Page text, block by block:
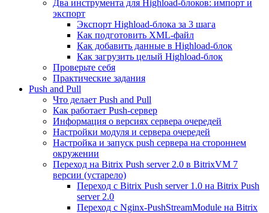
Два инструмента для Highload-блоков: импорт и
экспорт
Экспорт Highload-блока за 3 шага
Как подготовить XML-файл
Как добавить данные в Highload-блок
Как загрузить целый Highload-блок
Проверьте себя
Практические задания
Push and Pull
Что делает Push and Pull
Как работает Push-сервер
Информация о версиях сервера очередей
Настройки модуля и сервера очередей
Настройка и запуск push сервера на стороннем
окружении
Переход на Bitrix Push server 2.0 в BitrixVM 7
версии (устарело)
Переход с Bitrix Push server 1.0 на Bitrix Push
server 2.0
Переход с Nginx-PushStreamModule на Bitrix